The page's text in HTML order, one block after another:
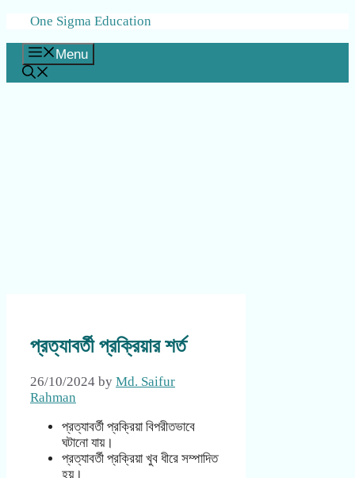
Skip
content
One Sigma Education
Menu
প্রত্যাবর্তী প্রক্রিয়ার শর্ত
26/10/2024 by Md. Saifur
Rahman
প্রত্যাবর্তী প্রক্রিয়া বিপরীতভাবে
ঘটানো যায়।
প্রত্যাবর্তী প্রক্রিয়া খুব ধীরে সম্পাদিত
হয়।